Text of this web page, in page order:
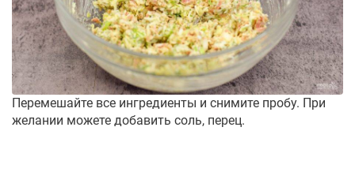
Перемешайте все ингредиенты и снимите пробу. При
желании можете добавить соль, перец.